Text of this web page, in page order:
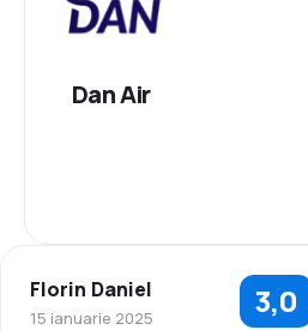
Dan Air
Rețeaua de conexiuni
Florin Daniel
15 ianuarie 2025 3,0